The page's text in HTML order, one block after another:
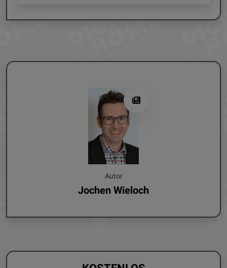
Autor
Jochen Wieloch